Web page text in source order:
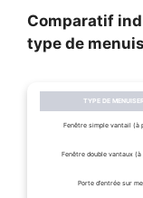
Comparatif
type de
TYPE DE
Fenêtre simple vantail (à
Fenêtre double vantaux
Porte d’entrée sur